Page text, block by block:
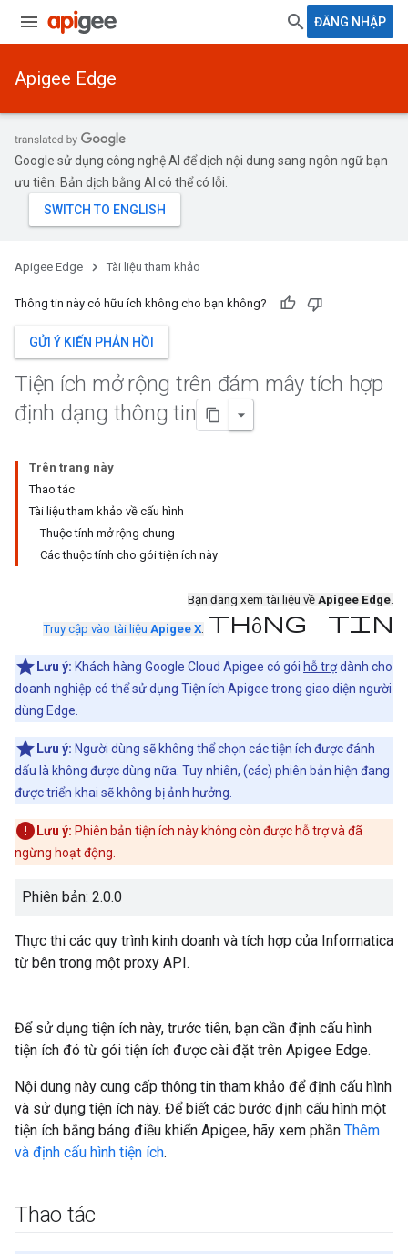
ĐĂNG NHẬP
Apigee Edge
Google sử dụng công nghệ AI để dịch nội dung sang ngôn ngữ bạn
ưu tiên. Bản dịch bằng AI có thể có lỗi.
Apigee Edge Tài liệu tham khảo
Thông tin này có hữu ích không cho bạn không?
GỬI Ý KIẾN PHẢN HỒI
Tiện ích mở rộng trên đám mây tích hợp
định dạng thông tin
Trên trang này
Thao tác
Tài liệu tham khảo về cấu hình
Thuộc tính mở rộng chung
Các thuộc tính cho gói tiện ích này
Bạn đang xem tài liệu về Apigee Edge.
Truy cập vào tài liệu Apigee X. Thông tin
Lưu ý: Khách hàng Google Cloud Apigee có gói hỗ trợdành cho
doanh nghiệp có thể sử dụng Tiện ích Apigee trong giao diện người
dùng Edge.
Lưu ý: Người dùng sẽ không thể chọn các tiện ích được đánh
dấu là không được dùng nữa. Tuy nhiên, (các) phiên bản hiện đang
được triển khai sẽ không bị ảnh hưởng.
Lưu ý: Phiên bản tiện ích này không còn được hỗ trợ và đã
ngừng hoạt động.
Phiên bản: 2.0.0
Thực thi các quy trình kinh doanh và tích hợp của Informatica
từ bên trong một proxy API.
Để sử dụng tiện ích này, trước tiên, bạn cần định cấu hình
tiện ích đó từ gói tiện ích được cài đặt trên Apigee Edge.
Nội dung này cung cấp thông tin tham khảo để định cấu hình
và sử dụng tiện ích này. Để biết các bước định cấu hình một
tiện ích bằng bảng điều khiển Apigee, hãy xem phần Thêm
và định cấu hình tiện ích.
Thao tác